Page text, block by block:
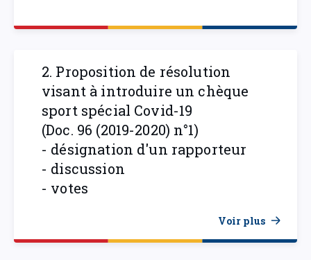
2. Proposition de résolution
visant à introduire un chèque
sport spécial Covid-19
(Doc. 96 (2019-2020) n°1)
- désignation d'un rapporteur
- discussion
- votes
Voir plus